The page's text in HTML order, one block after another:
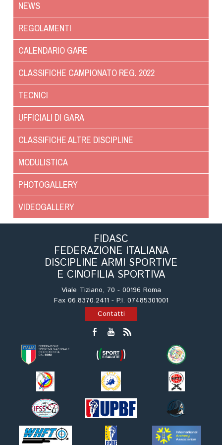
NEWS
REGOLAMENTI
CALENDARIO GARE
CLASSIFICHE CAMPIONATO REG. 2022
TECNICI
UFFICIALI DI GARA
CLASSIFICHE ALTRE DISCIPLINE
MODULISTICA
PHOTOGALLERY
VIDEOGALLERY
FIDASC
FEDERAZIONE ITALIANA
DISCIPLINE ARMI SPORTIVE
E CINOFILIA SPORTIVA
Viale Tiziano, 70 - 00196 Roma
Fax 06.8370.2411 - P.I. 07485301001
Contatti
Hoopers
Obedience
Rally Obedience
Ricerca Tartufo
Sport acquatici
Treibball
Protezione civile Sportiva
Cinofilia Venatoria
Sleddog